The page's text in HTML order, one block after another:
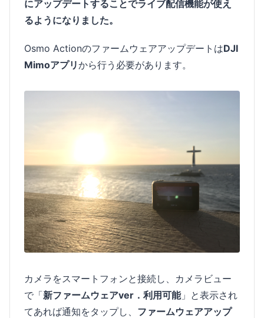
にアップデートすることでライブ配信機能が使え
るようになりました。
Osmo ActionのファームウェアアップデートはDJI
Mimoアプリから行う必要があります。
カメラをスマートフォンと接続し、カメラビュー
で「新ファームウェアver．利用可能」と表示され
てあれば通知をタップし、 ファームウェアアップ